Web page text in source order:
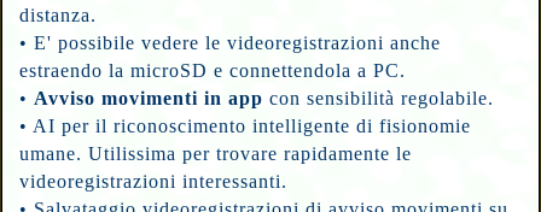
distanza.
• E' possibile vedere le videoregistrazioni anche
estraendo la microSD e connettendola a PC.
• Avviso movimenti in appcon sensibilità regolabile.
• AI per il riconoscimento intelligente di fisionomie
umane. Utilissima per trovare rapidamente le
videoregistrazioni interessanti.